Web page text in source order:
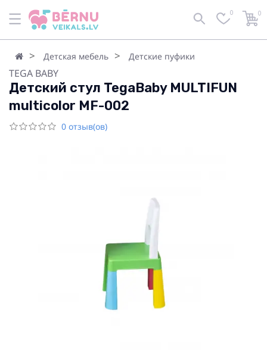
0 0
Детская мебель Детские пуфики
TEGA BABY
Детский стул TegaBaby MULTIFUN
multicolor MF-002
0 отзыв(ов)